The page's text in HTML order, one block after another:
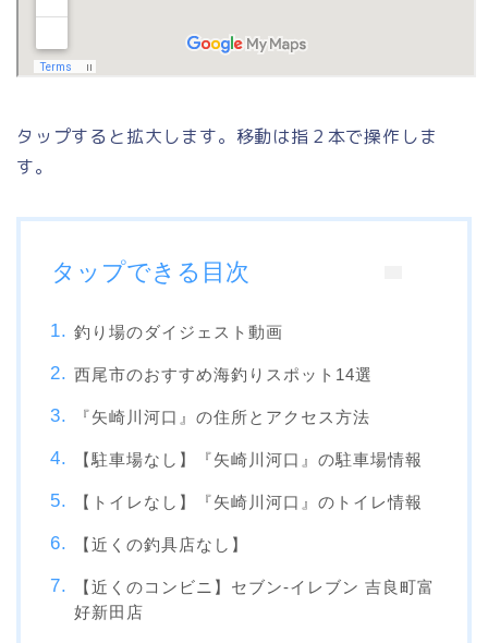
タップすると拡大します。移動は指２本で操作しま
す。
タップできる目次
釣り場のダイジェスト動画
西尾市のおすすめ海釣りスポット14選
『矢崎川河口』の住所とアクセス方法
【駐車場なし】『矢崎川河口』の駐車場情報
【トイレなし】『矢崎川河口』のトイレ情報
【近くの釣具店なし】
【近くのコンビニ】セブン‐イレブン 吉良町富
好新田店